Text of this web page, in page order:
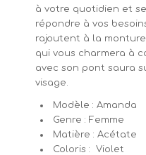
à votre quotidien et
répondre à vos
rajoutent à la
qui vous charmera à
avec son pont saura
visage.
Modèle : Amanda
Genre : Femme
Matière : Acétate
Coloris : Violet